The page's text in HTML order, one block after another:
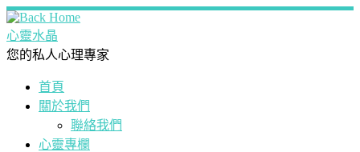
Skip
to
content
心靈水晶
您的私人心理專家
首頁
關於我們
聯絡我們
心靈專欄